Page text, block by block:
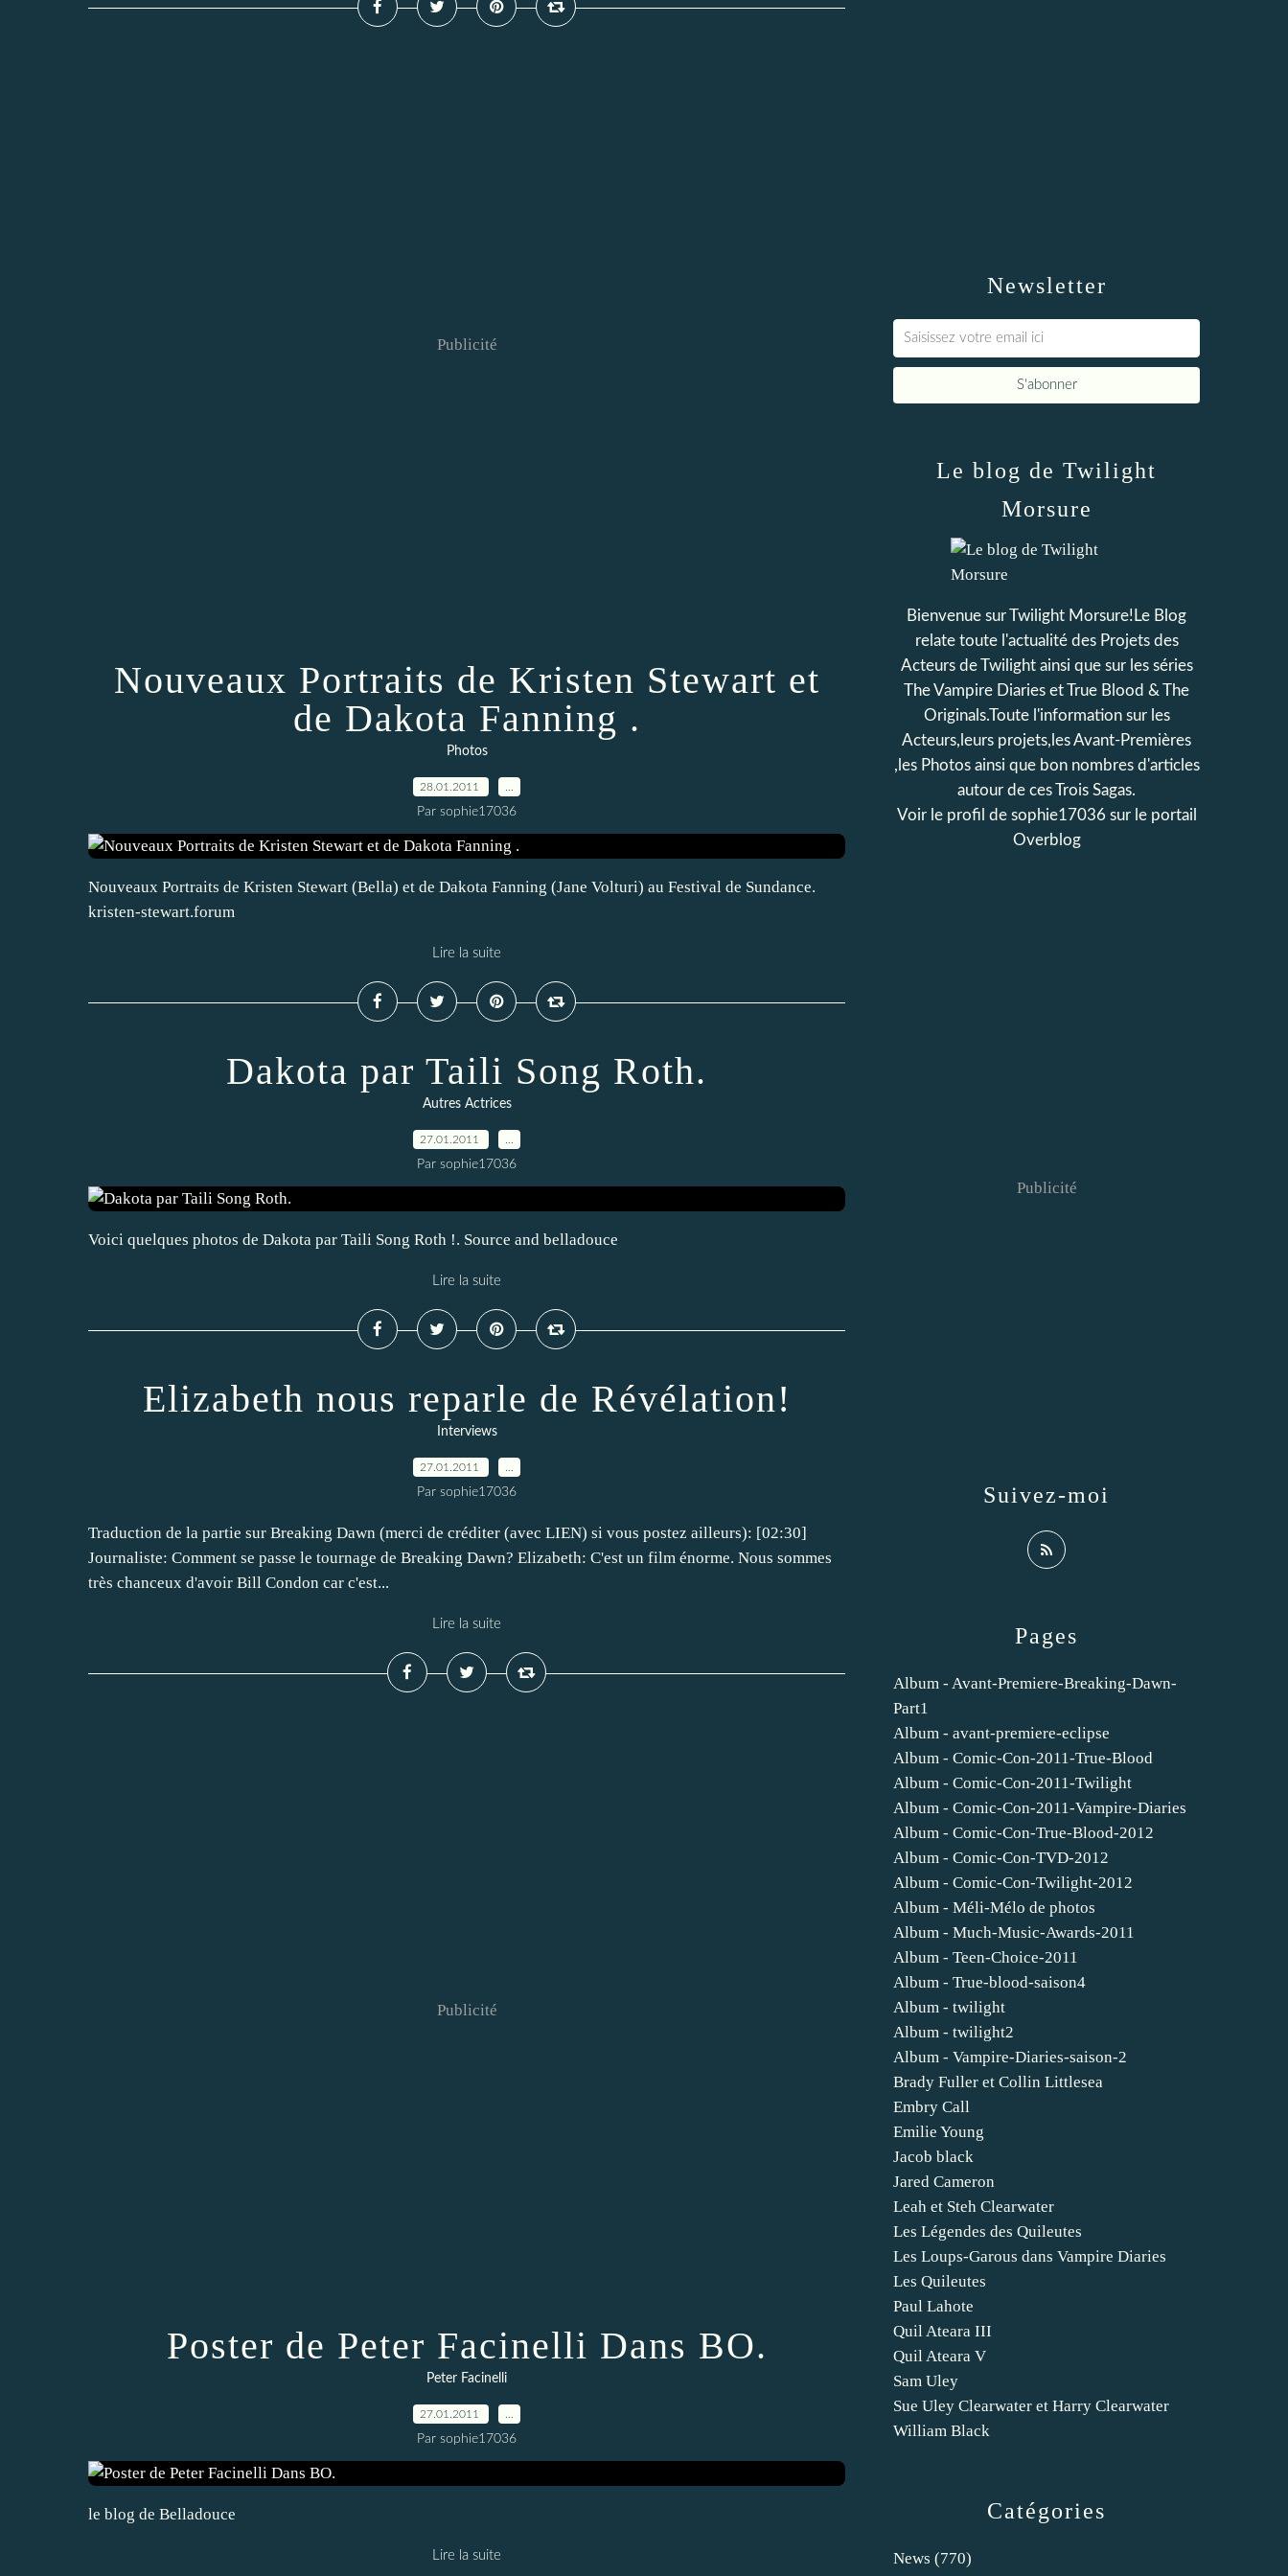
Publicité
Nouveaux Portraits de Kristen Stewart et
de Dakota Fanning .
Photos
28.01.2011
Par sophie17036
Nouveaux Portraits de Kristen Stewart (Bella) et de Dakota Fanning (Jane Volturi) au Festival de Sundance.
kristen-stewart.forum
Lire la suite
Dakota par Taili Song Roth.
Autres Actrices
27.01.2011
Par sophie17036
Voici quelques photos de Dakota par Taili Song Roth !. Source and belladouce
Lire la suite
Elizabeth nous reparle de Révélation!
Interviews
27.01.2011
Par sophie17036
Traduction de la partie sur Breaking Dawn (merci de créditer (avec LIEN) si vous postez ailleurs): [02:30]
Journaliste: Comment se passe le tournage de Breaking Dawn? Elizabeth: C'est un film énorme. Nous sommes
très chanceux d'avoir Bill Condon car c'est...
Lire la suite
Publicité
Poster de Peter Facinelli Dans BO.
Peter Facinelli
27.01.2011
Par sophie17036
le blog de Belladouce
Lire la suite
Newsletter
Catégories
News (770)
Pages
Album - Avant-Premiere-Breaking-Dawn-
Part1
Album - avant-premiere-eclipse
Album - Comic-Con-2011-True-Blood
Album - Comic-Con-2011-Twilight
Album - Comic-Con-2011-Vampire-Diaries
Album - Comic-Con-True-Blood-2012
Album - Comic-Con-TVD-2012
Album - Comic-Con-Twilight-2012
Album - Méli-Mélo de photos
Album - Much-Music-Awards-2011
Album - Teen-Choice-2011
Album - True-blood-saison4
Album - twilight
Album - twilight2
Album - Vampire-Diaries-saison-2
Brady Fuller et Collin Littlesea
Embry Call
Emilie Young
Jacob black
Jared Cameron
Leah et Steh Clearwater
Les Légendes des Quileutes
Les Loups-Garous dans Vampire Diaries
Les Quileutes
Paul Lahote
Quil Ateara III
Quil Ateara V
Sam Uley
Sue Uley Clearwater et Harry Clearwater
William Black
Le blog de Twilight
Morsure
Bienvenue sur Twilight Morsure!Le Blog
relate toute l'actualité des Projets des
Acteurs de Twilight ainsi que sur les séries
The Vampire Diaries et True Blood & The
Originals.Toute l'information sur les
Acteurs,leurs projets,les Avant-Premières
,les Photos ainsi que bon nombres d'articles
autour de ces Trois Sagas.
Voir le profil de sophie17036 sur le portail
Overblog
Suivez-moi
Publicité